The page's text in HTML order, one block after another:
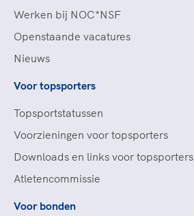
Werken bij NOC*NSF
Openstaande vacatures
Nieuws
Voor topsporters
Topsportstatussen
Voorzieningen voor topsporters
Downloads en links voor topsporters
Atletencommissie
Voor bonden